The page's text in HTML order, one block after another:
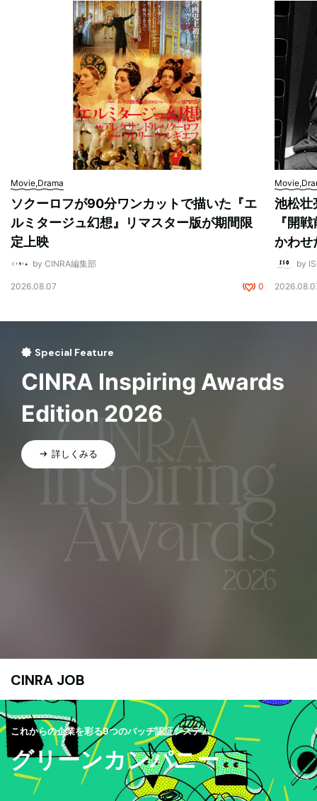
Movie,Drama
ソクーロフが90分ワンカットで描いた『エ
ルミタージュ幻想』リマスター版が期間限
定上映
by CINRA編集部
2026.08.07 0
池松壮
『開
かわせ
by
Special Feature
CINRA Inspiring Awards
Edition 2026
詳しくみる
CINRA JOB
これからの企業を彩る9つのバッヂ認証システム
グリーンカンパニー